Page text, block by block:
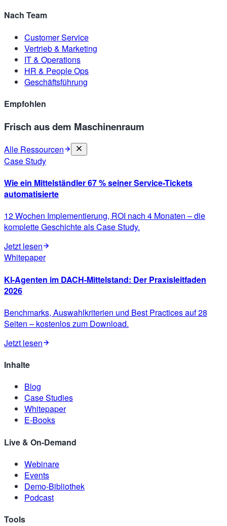
Nach Team
Customer Service
Vertrieb & Marketing
IT & Operations
HR & People Ops
Geschäftsführung
Empfohlen
Frisch aus dem Maschinenraum
Alle Ressourcen
Case Study
Wie ein Mittelständler 67 % seiner Service-Tickets
automatisierte
12 Wochen Implementierung, ROI nach 4 Monaten – die
komplette Geschichte als Case Study.
Jetzt lesen
Whitepaper
KI-Agenten im DACH-Mittelstand: Der Praxisleitfaden
2026
Benchmarks, Auswahlkriterien und Best Practices auf 28
Seiten – kostenlos zum Download.
Jetzt lesen
Inhalte
Blog
Case Studies
Whitepaper
E-Books
Live & On-Demand
Webinare
Events
Demo-Bibliothek
Podcast
Tools